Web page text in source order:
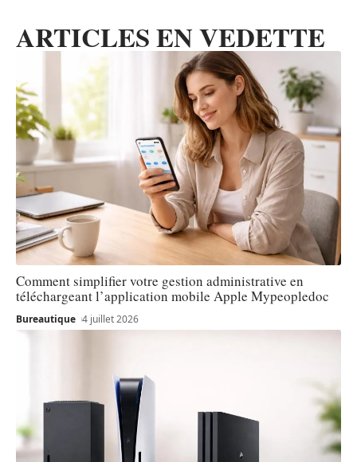
ARTICLES EN VEDETTE
Comment simplifier votre gestion administrative en
téléchargeant l’application mobile Apple Mypeopledoc
Bureautique 4 juillet 2026